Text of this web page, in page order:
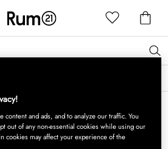
Stålmöbler* →
content and ads, and to analyze our traffic. You
out of any non-essential cookies while using our
cookies may affect your experience of the